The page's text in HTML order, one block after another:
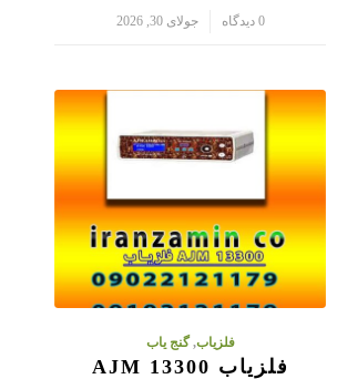
0 دیدگاه جولای 30, 2026
فلزیاب,گنج یاب
فلزیاب AJM 13300